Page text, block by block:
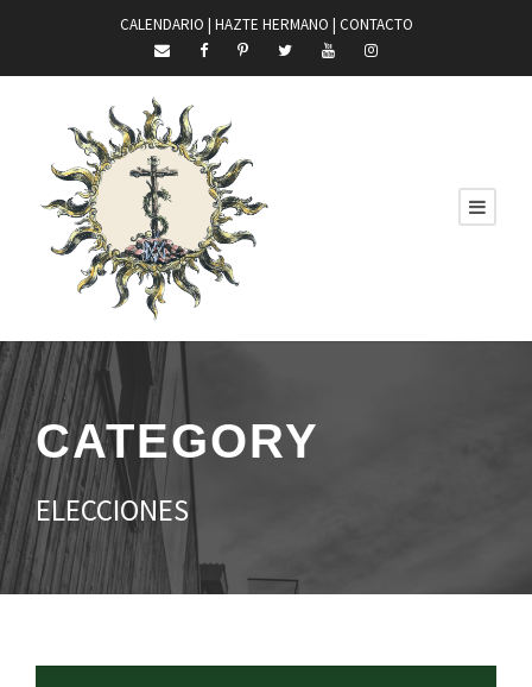
CALENDARIO | HAZTE HERMANO | CONTACTO
CATEGORY
ELECCIONES